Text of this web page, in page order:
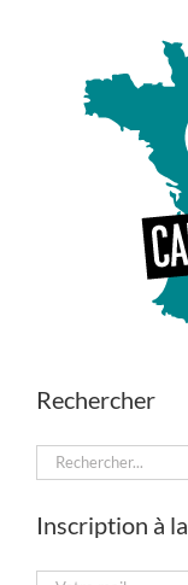
Rechercher
Rechercher:
Inscription à